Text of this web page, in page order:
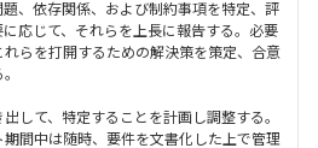
、依存関係、および制約事項を特定、評
応じて、それらを上長に報告する。必要
れらを打開するための解決策を策定、合意
して、特定することを計画し調整する。
期間中は随時、要件を文書化した上で管理